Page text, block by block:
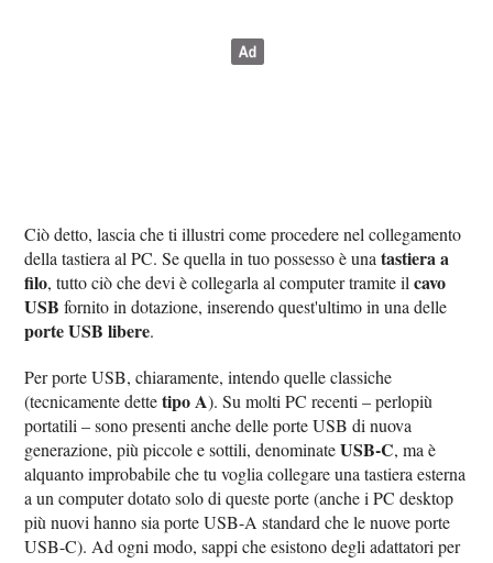
Ciò detto, lascia che ti illustri come procedere nel collegamento
della tastiera al PC. Se quella in tuo possesso è unatastiera a
filo, tutto ciò che devi è collegarla al computer tramite ilcavo
USB fornito in dotazione, inserendo quest'ultimo in una delle
porte USB libere.
Per porte USB, chiaramente, intendo quelle classiche
(tecnicamente dettetipo A). Su molti PC recenti – perlopiù
portatili – sono presenti anche delle porte USB di nuova
generazione, più piccole e sottili, denominateUSB-C, ma è
alquanto improbabile che tu voglia collegare una tastiera esterna
a un computer dotato solo di queste porte (anche i PC desktop
più nuovi hanno sia porte USB-A standard che le nuove porte
USB-C). Ad ogni modo, sappi che esistono degli adattatori per